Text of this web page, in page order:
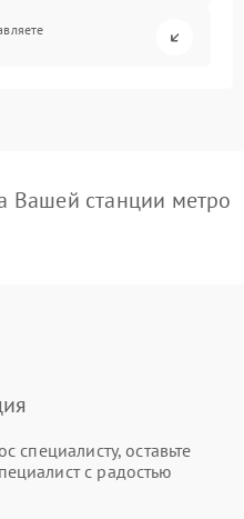
Вашей станции метро
специалисту, оставьте
с радостью